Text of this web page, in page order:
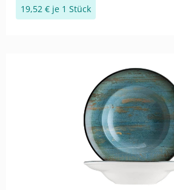
19,52 € je 1 Stück